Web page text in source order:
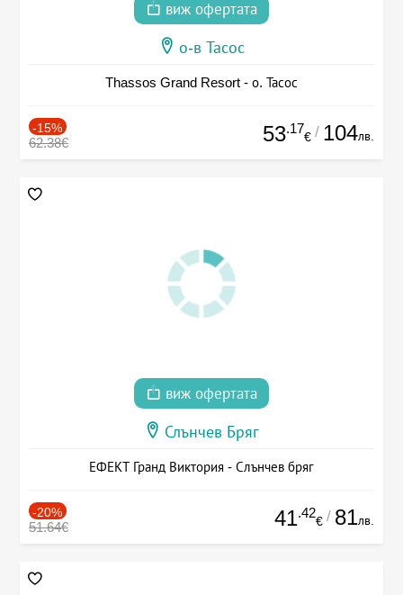
виж офертата
о-в Тасос
Thassos Grand Resort - о. Тасос
-15%
62.38€ 53.17
€ / 104лв.
виж офертата
Слънчев Бряг
ЕФЕКТ Гранд Виктория - Слънчев бряг
-20%
51.64€ 41.42
€ / 81лв.